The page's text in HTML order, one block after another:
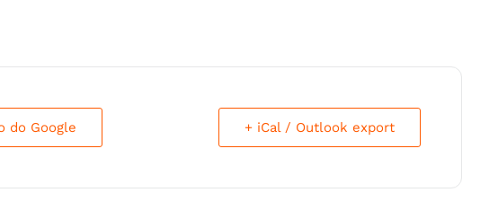
do Google + iCal / Outlook export